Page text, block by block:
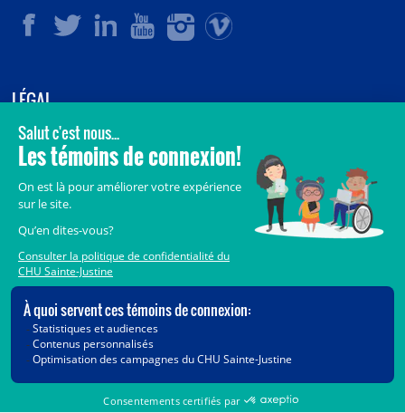
LÉGAL
© 2006-2026CHU Sainte-Justine.
Tous droits réservés.
Crédits
Accès aux documents des organismes publics